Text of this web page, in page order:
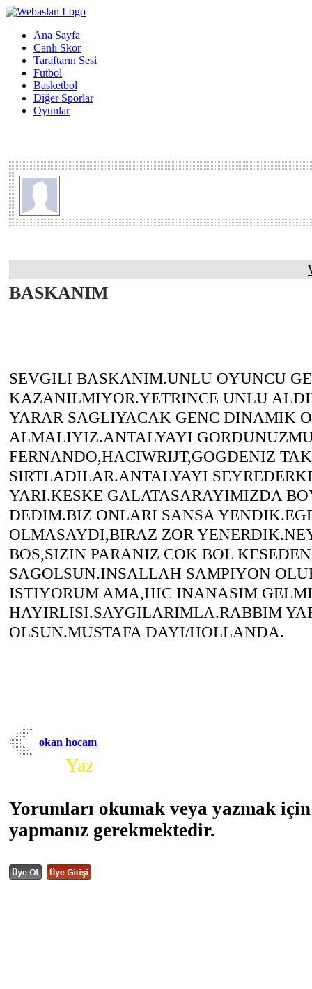
Ana Sayfa
Canlı Skor
Taraftarın Sesi
Futbol
Basketbol
Diğer Sporlar
Oyunlar
BASKANIM
SEVGILI BASKANIM.UNLU OYUNCU
KAZANILMIYOR.YETRINCE UNLU
YARAR SAGLIYACAK GENC DINAMIK
ALMALIYIZ.ANTALYAYI
FERNANDO,HACIWRIJT,GOGDENIZ
SIRTLADILAR.ANTALYAYI
YARI.KESKE GALATASARAYIMIZDA
DEDIM.BIZ ONLARI SANSA
OLMASAYDI,BIRAZ ZOR
BOS,SIZIN PARANIZ COK BOL
SAGOLSUN.INSALLAH SAMPIYON
ISTIYORUM AMA,HIC INANASIM
HAYIRLISI.SAYGILARIMLA.RABBIM
OLSUN.MUSTAFA DAYI/HOLLANDA.
okan hocam
Yaz
Yorumları okumak veya yazmak
yapmanız gerekmektedir.